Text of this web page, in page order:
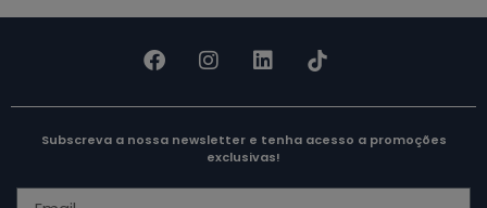
Subscreva a nossa newsletter e tenha acesso a promoções
exclusivas!